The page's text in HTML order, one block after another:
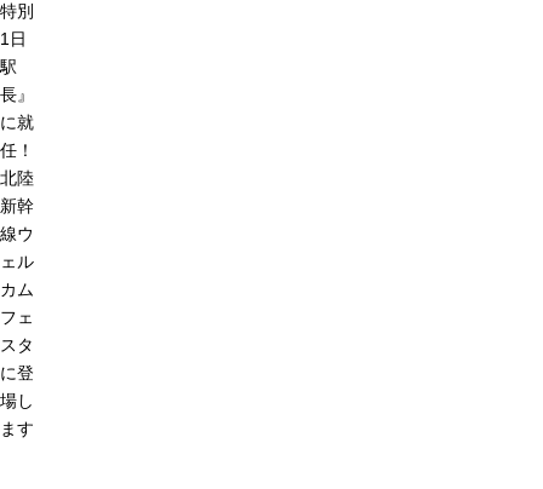
特別
1日
駅
長』
に就
任！
北陸
新幹
線ウ
ェル
カム
フェ
スタ
に登
場し
ます